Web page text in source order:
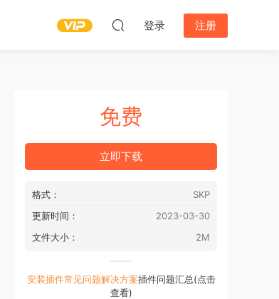
登录 注册
免费
立即下载
格式：
SKP
更新时间：
2023-03-30
文件大小：
2M
安装插件常见问题解决方案插件问题汇总(点击
查看)